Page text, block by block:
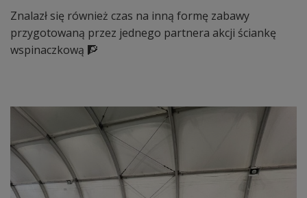
Znalazł się również czas na inną formę zabawy
przygotowaną przez jednego partnera akcji ściankę
wspinaczkową 🧗